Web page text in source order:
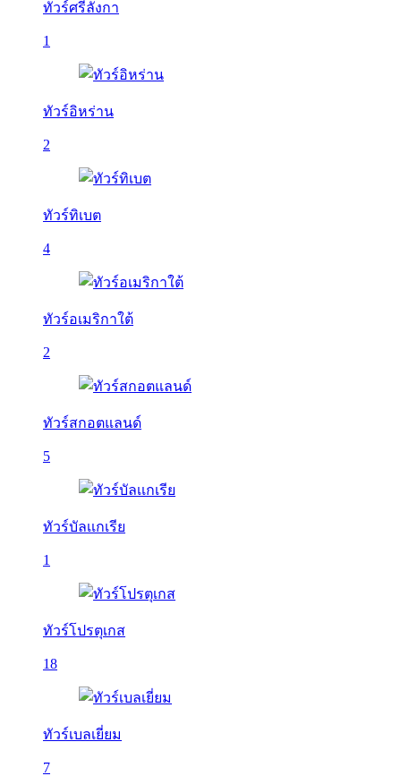
ทัวร์ศรีลังกา
1
ทัวร์อิหร่าน
2
ทัวร์ทิเบต
4
ทัวร์อเมริกาใต้
2
ทัวร์สกอตแลนด์
5
ทัวร์บัลเเกเรีย
1
ทัวร์โปรตุเกส
18
ทัวร์เบลเยี่ยม
7